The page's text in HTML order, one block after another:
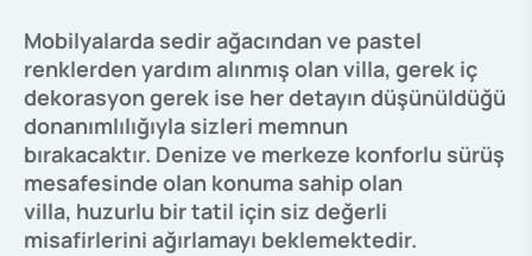
Mobilyalarda sedir ağacından ve pastel
renklerden yardım alınmış olan villa, gerek iç
dekorasyon gerek ise her detayın düşünüldüğü
donanımlılığıyla sizleri memnun
bırakacaktır. Denize ve merkeze konforlu sürüş
mesafesinde olan konuma sahip olan
villa, huzurlu bir tatil için siz değerli
misafirlerini ağırlamayı beklemektedir.